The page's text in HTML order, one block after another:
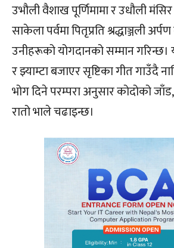
उभौली वैशाख पूर्णिमामा र उधौली मंसिर
साकेला पर्वमा पितृप्रति श्रद्धाञ्जली
उनीहरूको योगदानको सम्मान
र झ्याम्टा बजाएर सृष्टिका गीत गाउँदै
भोग दिने परम्परा अनुसार कोदोको
रातो भाले चढाइन्छ।